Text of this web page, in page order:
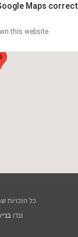
Maps
this website?
כל הזכויות
ננדו